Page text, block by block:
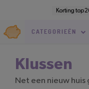
inhoud
Korting top
Goedkoop.nl
CATEGORIEËN
Klussen
Net een nieuw